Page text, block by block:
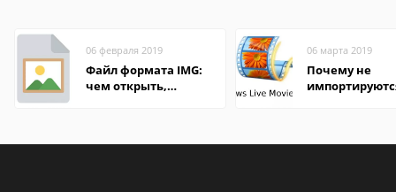
06 февраля 2019
Файл формата IMG:
чем открыть,
06 марта 2019
Почему не